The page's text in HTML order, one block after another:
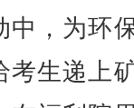
中，为环
考生递上